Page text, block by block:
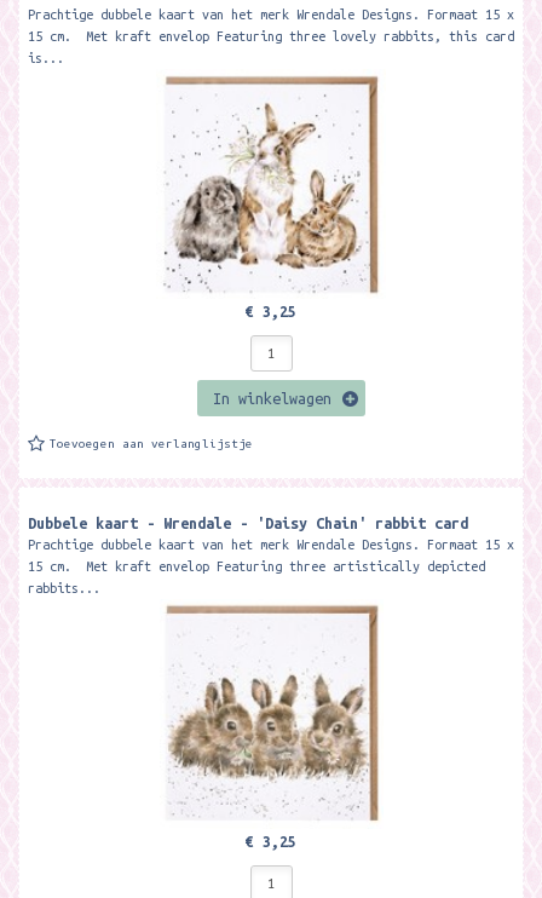
Prachtige dubbele kaart van het merk Wrendale Designs. Formaat 15 x
15 cm. Met kraft envelop Featuring three lovely rabbits, this card
is...
€ 3,25
In winkelwagen
Toevoegen aan verlanglijstje
Dubbele kaart - Wrendale - 'Daisy Chain' rabbit card
Prachtige dubbele kaart van het merk Wrendale Designs. Formaat 15 x
15 cm. Met kraft envelop Featuring three artistically depicted
rabbits...
€ 3,25